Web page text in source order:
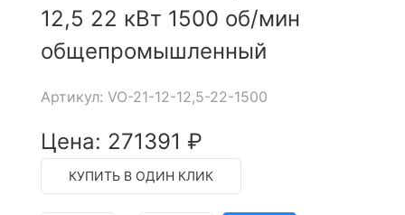
12,5 22 кВт 1500 об/мин
общепромышленный
Артикул: VO-21-12-12,5-22-1500
Цена: 271391 ₽
КУПИТЬ В ОДИН КЛИК